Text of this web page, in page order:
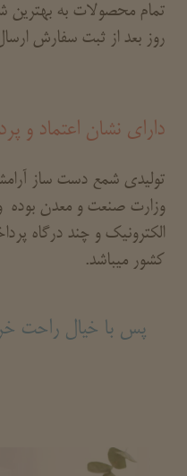
تمام محصولات به
روز بعد از ثبت سفارش
دارای نشان اعتماد و
تولیدی شمع دست ساز
وزارت صنعت و معدن بوده و
الکترونیک و چند درگاه
کشور میباشد.
پس با خیال راحت